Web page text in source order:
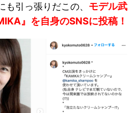
も引っ張りだこの、 モデル武
』を自身のSNSに投稿！